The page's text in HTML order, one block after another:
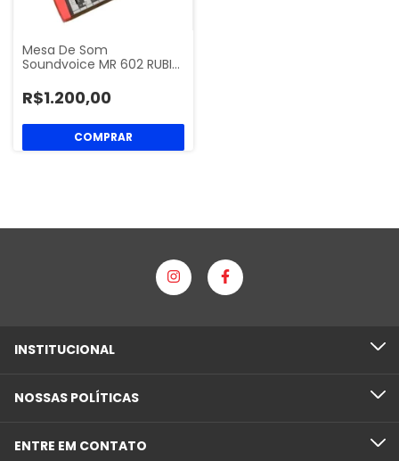
Mesa De Som
Soundvoice MR 602 RUBI…
R$1.200,00
INSTITUCIONAL
NOSSAS POLÍTICAS
ENTRE EM CONTATO